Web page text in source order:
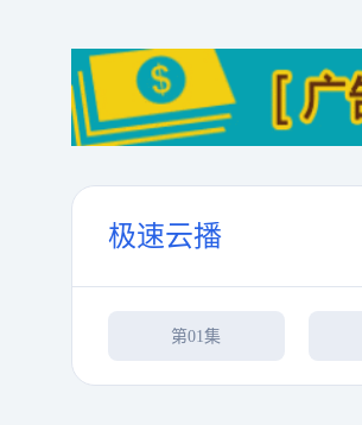
极速云播
第01集